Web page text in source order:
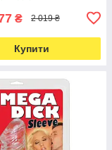
₴ 2 019 ₴
Купити